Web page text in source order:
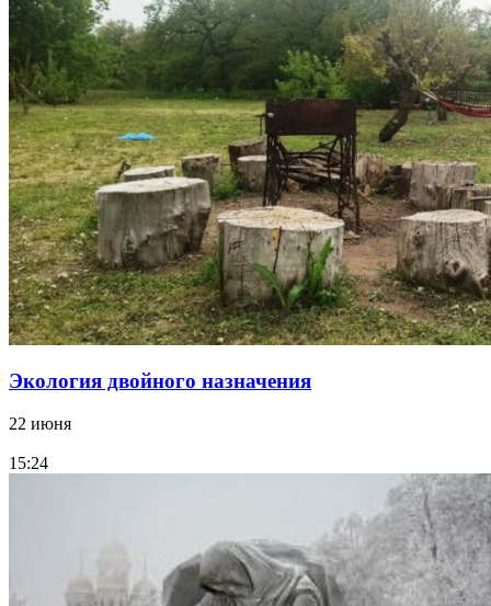
Экология двойного назначения
22 июня
15:24